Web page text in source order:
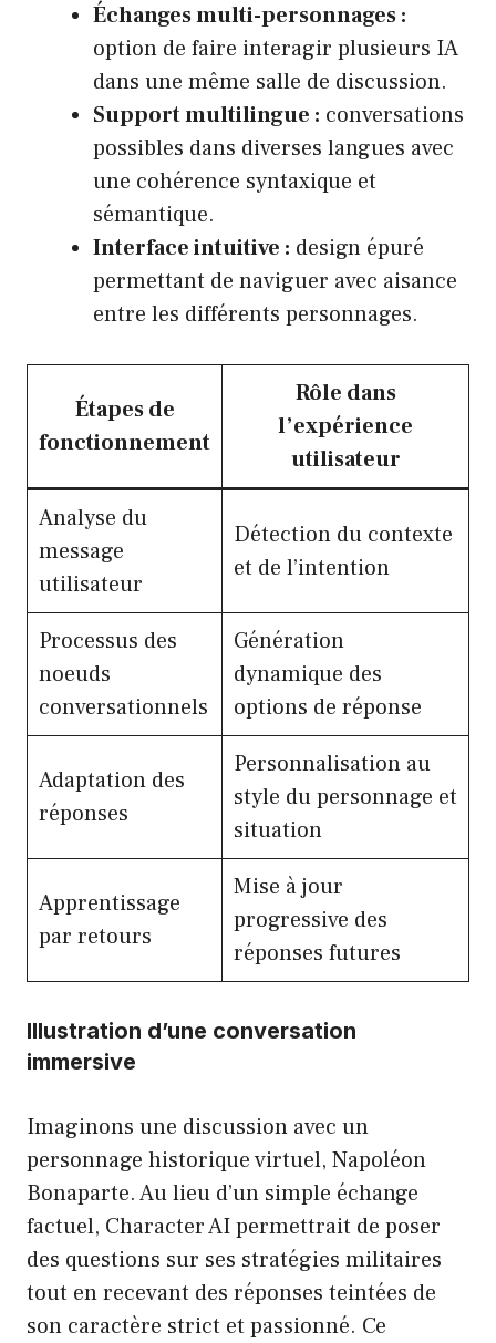
Échanges multi-personnages :
option de faire interagir plusieurs IA
dans une même salle de discussion.
Support multilingue : conversations
possibles dans diverses langues avec
une cohérence syntaxique et
sémantique.
Interface intuitive : design épuré
permettant de naviguer avec aisance
entre les différents personnages.
Étapes de
fonctionnement
Rôle dans
l’expérience
utilisateur
Analyse du
message
utilisateur
Détection du contexte
et de l’intention
Processus des
noeuds
conversationnels
Génération
dynamique des
options de réponse
Adaptation des
réponses
Personnalisation au
style du personnage et
situation
Apprentissage
par retours
Mise à jour
progressive des
réponses futures
Illustration d’une conversation
immersive
Imaginons une discussion avec un
personnage historique virtuel, Napoléon
Bonaparte. Au lieu d’un simple échange
factuel, Character AI permettrait de poser
des questions sur ses stratégies militaires
tout en recevant des réponses teintées de
son caractère strict et passionné. Ce